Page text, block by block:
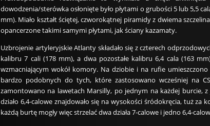
dowodzenia/sterówka osłonięte było płytami o grubości 5 lub 5,5
mm). Miało kształt ściętej, czworokątnej piramidy z dwiema
opancerzone takimi samymi płytami, jak ściany kazamaty.
Uzbrojenie artyleryjskie Atlanty składało się z czterech
kalibru 7 cali (178 mm), a dwa pozostałe kalibru 6,4 cala (163
wzmacniającym wokół komory. Na dziobie i na rufie
bardzo podobnych do tych, które zastosowano wcześniej na
zamontowano na lawetach Marsilly, po jednym na każdej burcie,
działo 6,4-calowe znajdowało się na wysokości śródokręcia, tuż
każdą burtę mogły więc strzelać dwa działa 7-calowe i jedno 6,4-